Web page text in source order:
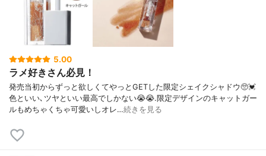
5.00
ラメ好きさん必見！
発売当初からずっと欲しくてやっとGETした限定シェイクシャドウ🥺💓
色といい､ツヤといい最高でしかない😭😭.限定デザインのキャットガー
ルもめちゃくちゃ可愛いしオレ…続きを見る